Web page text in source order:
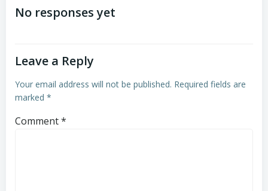
navigation
No responses yet
Leave a Reply
Your email address will not be published. Required fields are
marked *
Comment*